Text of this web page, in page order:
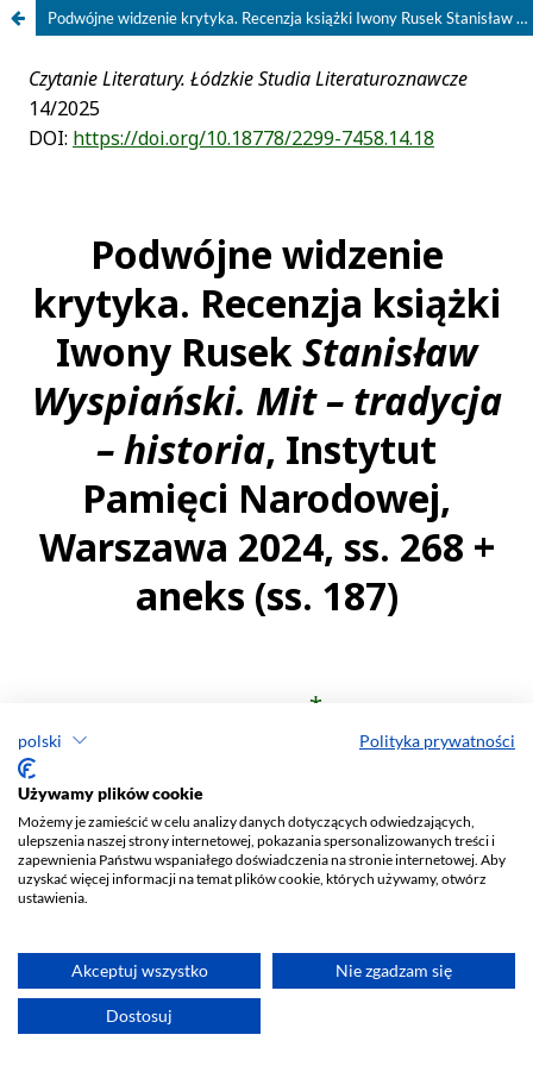
polski Polityka prywatności
Używamy plików cookie
Możemy je zamieścić w celu analizy danych dotyczących odwiedzających,
ulepszenia naszej strony internetowej, pokazania spersonalizowanych treści i
zapewnienia Państwu wspaniałego doświadczenia na stronie internetowej. Aby
uzyskać więcej informacji na temat plików cookie, których używamy, otwórz
ustawienia.
Akceptuj wszystko Nie zgadzam się
Dostosuj
Podwójne widzenie krytyka. Recenzja książki Iwony Rusek Stanisław Wyspiański. Mit – tradycja – historia, Instytut Pamięci Narodowej, Warszawa 2024, ss. 268 + aneks (ss. 187)